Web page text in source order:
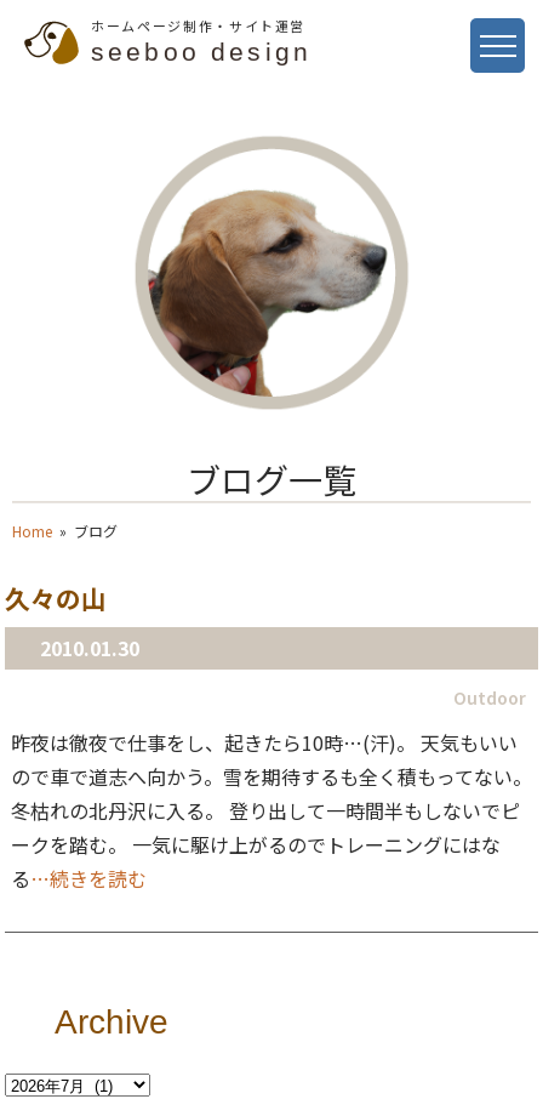
ホームページ制作・サイト運営
seeboo design
ブログ一覧
Home » ブログ
久々の山
2010.01.30
Outdoor
昨夜は徹夜で仕事をし、起きたら10時…(汗)。 天気もいい
ので車で道志へ向かう。雪を期待するも全く積もってない。
冬枯れの北丹沢に入る。 登り出して一時間半もしないでピ
ークを踏む。 一気に駆け上がるのでトレーニングにはな
る…続きを読む
Archive